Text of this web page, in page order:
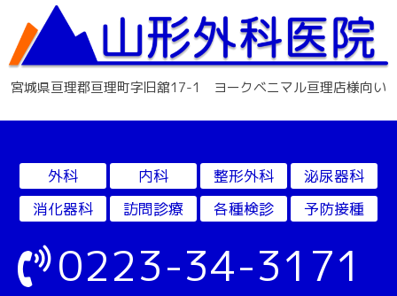
宮城県亘理郡亘理町字旧舘17-1 ヨークベニマル亘理店様向い
外科 内科 整形外科
泌尿器科
消化器科
訪問診療 各種検診 予防接種
0223-34-3171